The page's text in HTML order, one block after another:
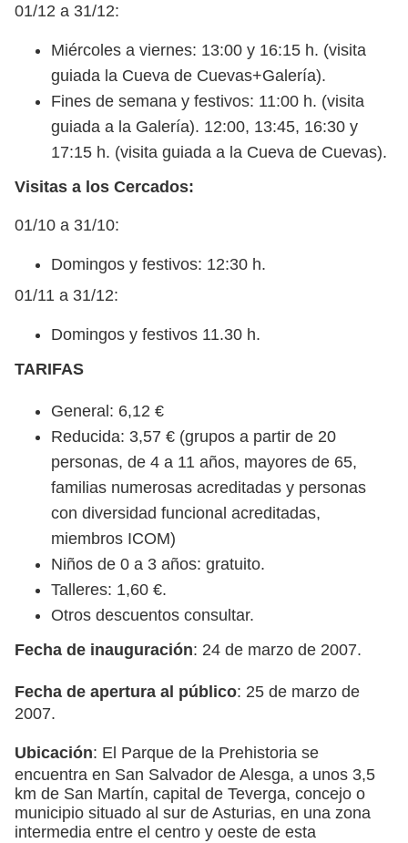
01/12 a 31/12:
Miércoles a viernes: 13:00 y 16:15 h. (visita
guiada la Cueva de Cuevas+Galería).
Fines de semana y festivos: 11:00 h. (visita
guiada a la Galería). 12:00, 13:45, 16:30 y
17:15 h. (visita guiada a la Cueva de Cuevas).
Visitas a los Cercados:
01/10 a 31/10:
Domingos y festivos: 12:30 h.
01/11 a 31/12:
Domingos y festivos 11.30 h.
TARIFAS
General: 6,12 €
Reducida: 3,57 € (grupos a partir de 20
personas, de 4 a 11 años, mayores de 65,
familias numerosas acreditadas y personas
con diversidad funcional acreditadas,
miembros ICOM)
Niños de 0 a 3 años: gratuito.
Talleres: 1,60 €.
Otros descuentos consultar.
Fecha de inauguración: 24 de marzo de 2007.
Fecha de apertura al público: 25 de marzo de
2007.
Ubicación: El Parque de la Prehistoria se
encuentra en San Salvador de Alesga, a unos 3,5
km de San Martín, capital de Teverga, concejo o
municipio situado al sur de Asturias, en una zona
intermedia entre el centro y oeste de esta